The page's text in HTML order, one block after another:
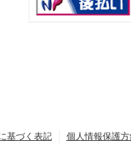
基づく表記 個人情報保護方